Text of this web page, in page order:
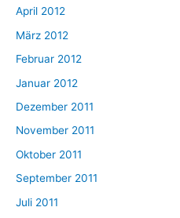
April 2012
März 2012
Februar 2012
Januar 2012
Dezember 2011
November 2011
Oktober 2011
September 2011
Juli 2011